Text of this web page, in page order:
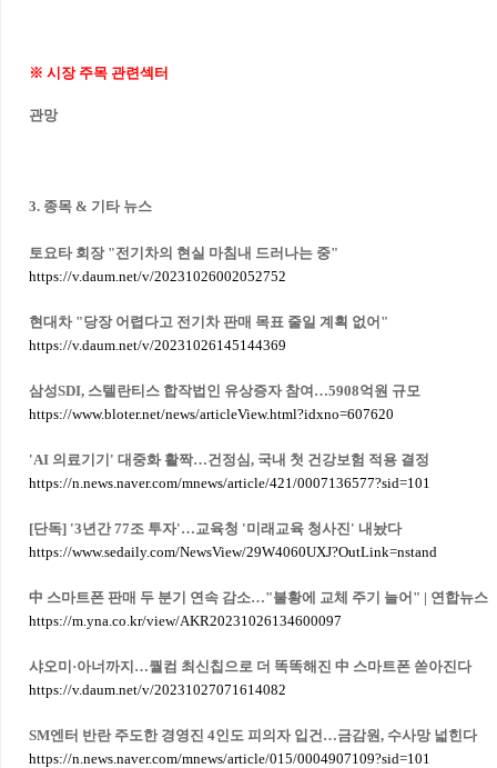
※ 시장 주목 관련섹터
관망
3. 종목 & 기타 뉴스
토요타 회장 "전기차의 현실 마침내 드러나는 중"
https://v.daum.net/v/20231026002052752
현대차 "당장 어렵다고 전기차 판매 목표 줄일 계획 없어"
https://v.daum.net/v/20231026145144369
삼성SDI, 스텔란티스 합작법인 유상증자 참여…5908억원 규모
https://www.bloter.net/news/articleView.html?idxno=607620
'AI 의료기기' 대중화 활짝…건정심, 국내 첫 건강보험 적용 결정
https://n.news.naver.com/mnews/article/421/0007136577?sid=101
[단독] '3년간 77조 투자'…교육청 '미래교육 청사진' 내놨다
https://www.sedaily.com/NewsView/29W4060UXJ?OutLink=nstand
中 스마트폰 판매 두 분기 연속 감소…"불황에 교체 주기 늘어" | 연합뉴스
https://m.yna.co.kr/view/AKR20231026134600097
샤오미·아너까지…퀄컴 최신칩으로 더 똑똑해진 中 스마트폰 쏟아진다
https://v.daum.net/v/20231027071614082
SM엔터 반란 주도한 경영진 4인도 피의자 입건…금감원, 수사망 넓힌다
https://n.news.naver.com/mnews/article/015/0004907109?sid=101